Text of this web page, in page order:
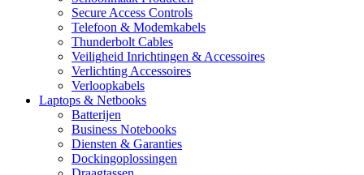
Secure Access Controls
Telefoon & Modemkabels
Thunderbolt Cables
Veiligheid Inrichtingen & Accessoires
Verlichting Accessoires
Verloopkabels
Laptops & Netbooks
Batterijen
Business Notebooks
Diensten & Garanties
Dockingoplossingen